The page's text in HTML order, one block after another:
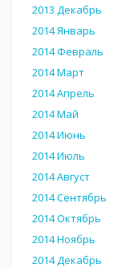
2013 Декабрь
2014 Январь
2014 Февраль
2014 Март
2014 Апрель
2014 Май
2014 Июнь
2014 Июль
2014 Август
2014 Сентябрь
2014 Октябрь
2014 Ноябрь
2014 Декабрь